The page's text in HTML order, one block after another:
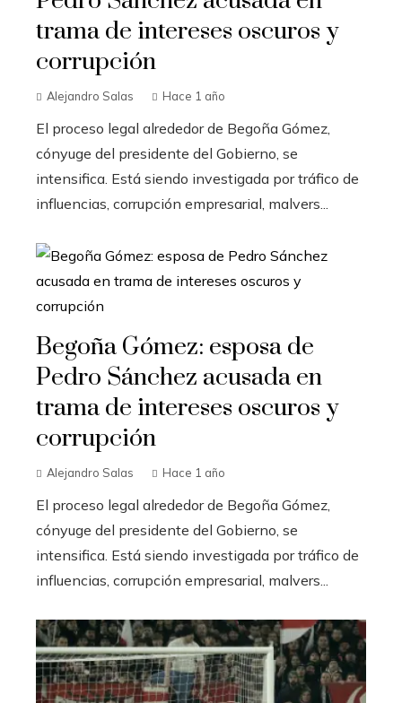
trama de intereses oscuros y
corrupción
Alejandro Salas Hace 1 año
El proceso legal alrededor de Begoña Gómez,
cónyuge del presidente del Gobierno, se
intensifica. Está siendo investigada por tráfico de
influencias, corrupción empresarial, malvers...
Begoña Gómez: esposa de
Pedro Sánchez acusada en
trama de intereses oscuros y
corrupción
Alejandro Salas Hace 1 año
El proceso legal alrededor de Begoña Gómez,
cónyuge del presidente del Gobierno, se
intensifica. Está siendo investigada por tráfico de
influencias, corrupción empresarial, malvers...